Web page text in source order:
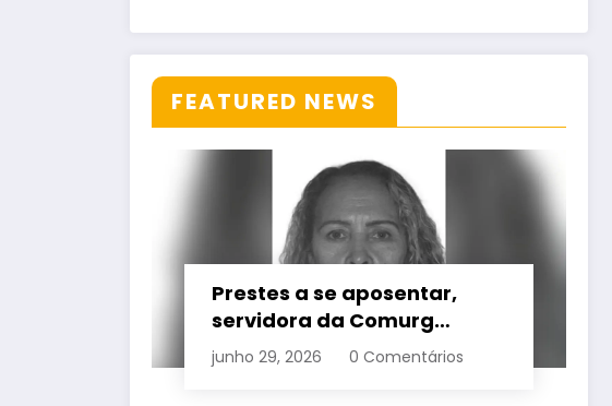
FEATURED NEWS
Prestes a se aposentar,
servidora da Comurg
atropelada por bêbado
entra em protocolo de
junho 29, 2026 0 Comentários